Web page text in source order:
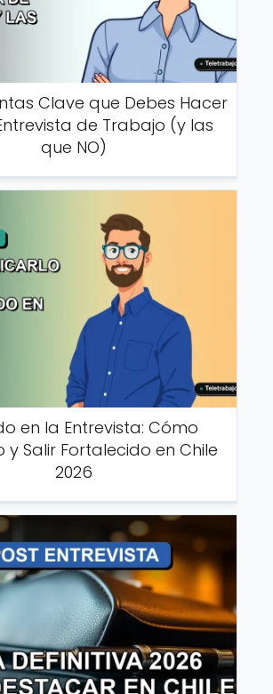
Clave que Debes Hacer
de Trabajo (y las
que NO)
en la Entrevista: Cómo
y Salir Fortalecido en Chile
2026